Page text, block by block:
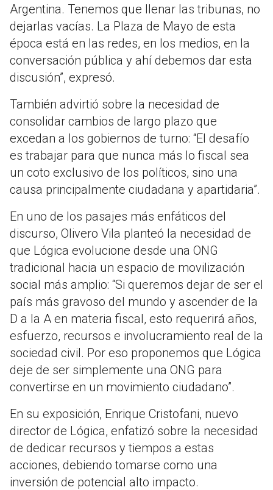
Argentina. Tenemos que llenar las tribunas, no
dejarlas vacías. La Plaza de Mayo de esta
época está en las redes, en los medios, en la
conversación pública y ahí debemos dar esta
discusión”, expresó.
También advirtió sobre la necesidad de
consolidar cambios de largo plazo que
excedan a los gobiernos de turno: “El desafío
es trabajar para que nunca más lo fiscal sea
un coto exclusivo de los políticos, sino una
causa principalmente ciudadana y apartidaria”.
En uno de los pasajes más enfáticos del
discurso, Olivero Vila planteó la necesidad de
que Lógica evolucione desde una ONG
tradicional hacia un espacio de movilización
social más amplio: “Si queremos dejar de ser el
país más gravoso del mundo y ascender de la
D a la A en materia fiscal, esto requerirá años,
esfuerzo, recursos e involucramiento real de la
sociedad civil. Por eso proponemos que Lógica
deje de ser simplemente una ONG para
convertirse en un movimiento ciudadano”.
En su exposición, Enrique Cristofani, nuevo
director de Lógica, enfatizó sobre la necesidad
de dedicar recursos y tiempos a estas
acciones, debiendo tomarse como una
inversión de potencial alto impacto.